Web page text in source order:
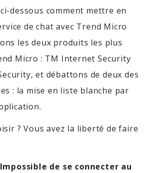
dessous comment mettre en
de chat avec Trend Micro
les deux produits les plus
Micro : TM Internet Security
et débattons de deux des
: la mise en liste blanche par
? Vous avez la liberté de faire
Impossible de se connecter au